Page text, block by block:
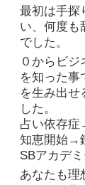
最初は手探
い、何度も
でした。
０からビ
を知った事
を生み出せ
した。
占い依存
知恵開始→
SBアカデ
あなたも理